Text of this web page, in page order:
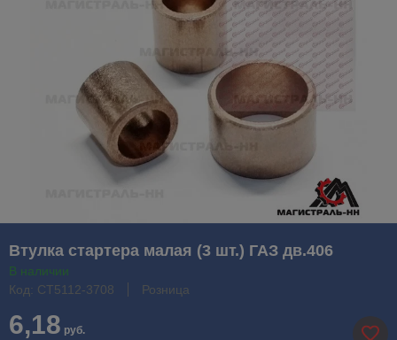
Втулка стартера малая (3 шт.) ГАЗ дв.406
В наличии
Код: СТ5112-3708
Розница
6,18 руб.